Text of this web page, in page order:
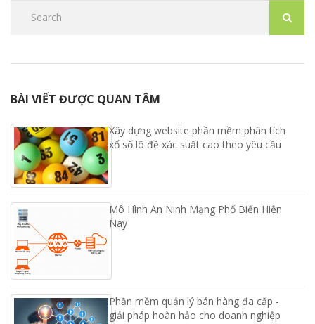
BÀI VIẾT ĐƯỢC QUAN TÂM
Xây dựng website phần mềm phân tích
xổ số lô đề xác suất cao theo yêu cầu
Mô Hình An Ninh Mạng Phổ Biến Hiện
Nay
Phần mềm quản lý bán hàng đa cấp -
giải pháp hoàn hảo cho doanh nghiệp